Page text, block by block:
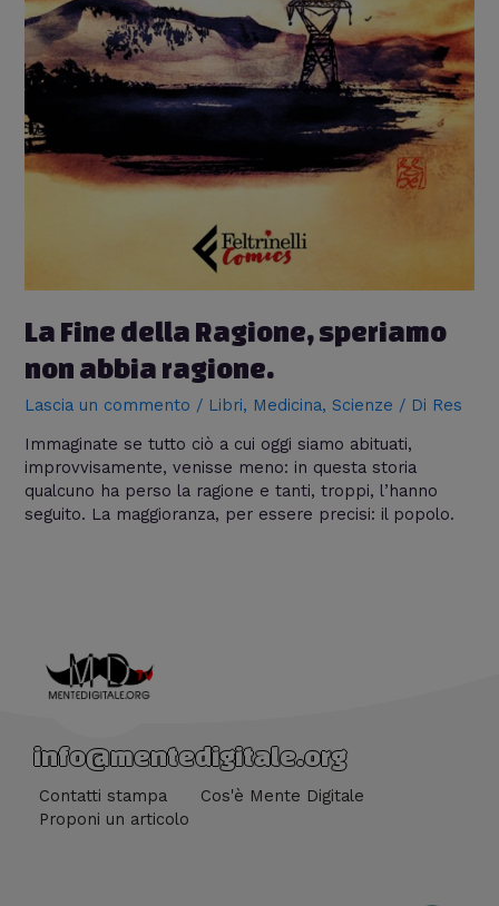
La Fine della Ragione, speriamo
non abbia ragione.
Lascia un commento / Libri, Medicina,Scienze / Di Res
Immaginate se tutto ciò a cui oggi siamo abituati,
improvvisamente, venisse meno: in questa storia
qualcuno ha perso la ragione e tanti, troppi, l’hanno
seguito. La maggioranza, per essere precisi: il popolo.
info@mentedigitale.org
Contatti stampa
Cos'è Mente Digitale
Proponi un articolo